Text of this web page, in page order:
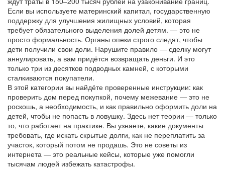
Если вы используете материнский капитал, государственную
поддержку для улучшения жилищных условий, которая
требует обязательного выделения долей детям. — это не
просто формальность. Органы опеки строго следят, чтобы
дети получили свои доли. Нарушите правило — сделку могут
аннулировать, а вам придётся возвращать деньги. И это
только три из десятков подводных камней, с которыми
сталкиваются покупатели.
В этой категории вы найдёте проверенные инструкции: как
проверить дом перед покупкой, почему межевание — это не
роскошь, а необходимость, и как правильно оформить доли на
детей, чтобы не попасть в ловушку. Здесь нет теории — только
то, что работает на практике. Вы узнаете, какие документы
требовать, где искать скрытые долги, как не переплатить за
участок, который потом не продашь. Это не советы из
интернета — это реальные кейсы, которые уже помогли
тысячам людей избежать катастрофы.